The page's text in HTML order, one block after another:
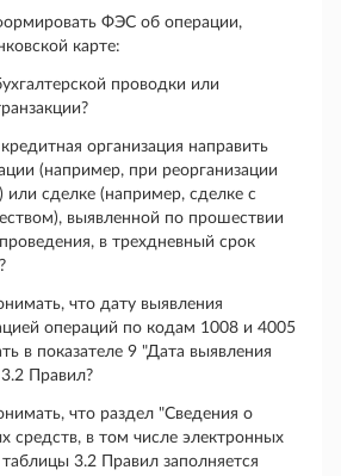
ФЭС об операции,
карте:
проводки или
организация направить
(например, при реорганизации
или сделке (например, сделке с
выявленной по прошествии
в трехдневный срок
что дату выявления
операций по кодам 1008 и 4005
в показателе 9 "Дата выявления
Правил?
что раздел "Сведения о
средств, в том числе электронных
3.2 Правил заполняется